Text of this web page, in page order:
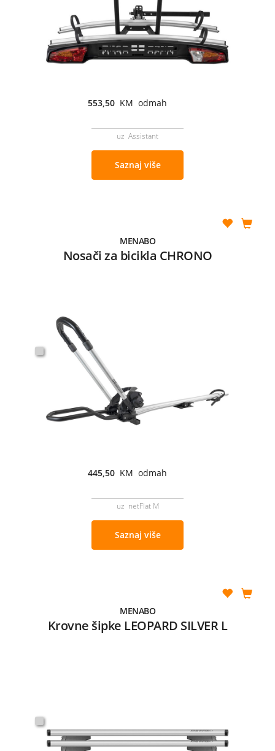
553,50 KM odmah
uz Assistant
Saznaj više
MENABO
Nosači za bicikla CHRONO
445,50 KM odmah
uz netFlat M
Saznaj više
MENABO
Krovne šipke LEOPARD SILVER L